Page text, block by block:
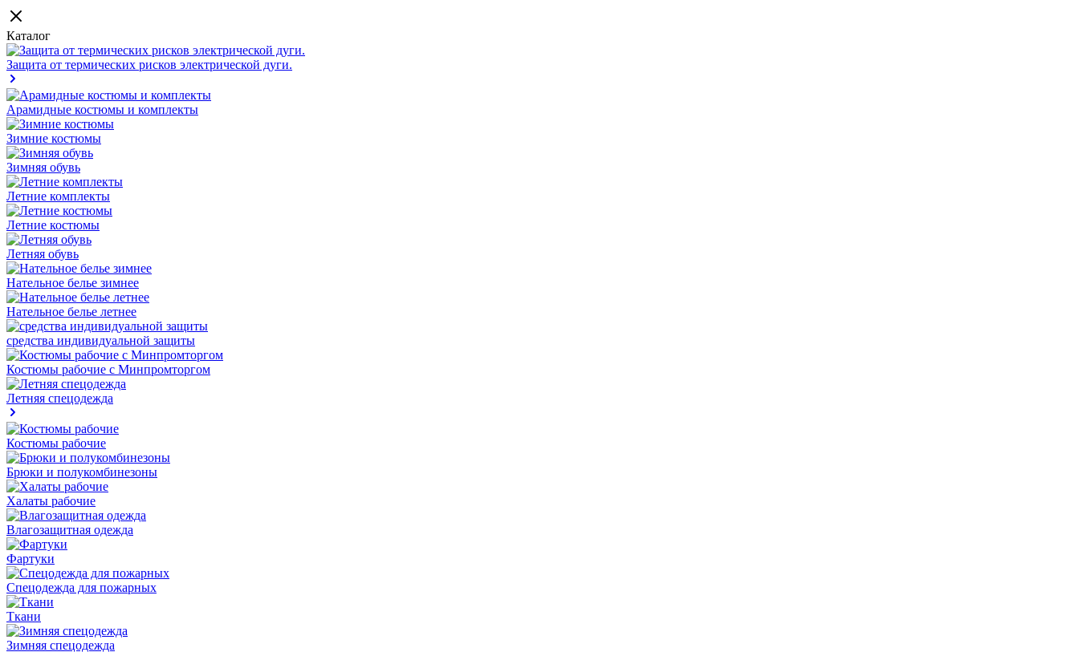
Каталог
Защита от термических рисков электрической дуги.
Арамидные костюмы и комплекты
Зимние костюмы
Зимняя обувь
Летние комплекты
Летние костюмы
Летняя обувь
Нательное белье зимнее
Нательное белье летнее
средства индивидуальной защиты
Костюмы рабочие с Минпромторгом
Летняя спецодежда
Костюмы рабочие
Брюки и полукомбинезоны
Халаты рабочие
Влагозащитная одежда
Фартуки
Спецодежда для пожарных
Ткани
Зимняя спецодежда